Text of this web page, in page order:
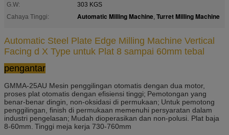
G.W:
303 KGS
Cahaya Tinggi:
Automatic Milling Machine, Turret Milling Machine
Automatic Steel Plate Edge Milling Machine Vertical
Facing d X Type untuk Plat 8 sampai 60mm tebal
pengantar
GMMA-25AU Mesin penggilingan otomatis dengan dua motor,
proses plat otomatis dengan efisiensi tinggi; Pemotongan yang
benar-benar dingin, non-oksidasi di permukaan; Untuk pemotong
penggilingan, finish di permukaan memenuhi persyaratan dalam
industri pengelasan; Mudah dioperasikan dan non-polusi. Plat baja
8-60mm. Tinggi meja kerja 730-760mm